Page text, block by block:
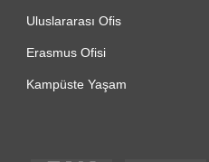
Uluslararası Ofis
Erasmus Ofisi
Kampüste Yaşam